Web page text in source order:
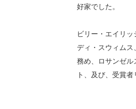
好家でした。
ビリー・エイリ
ディ・スウィム
務め、ロサンゼル
ト、及び、受賞